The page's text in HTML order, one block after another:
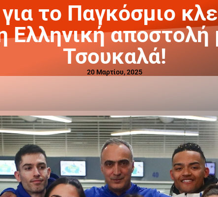
το Παγκόσμιο
Ελληνική
Τσουκαλά!
20 Μαρτίου, 2025